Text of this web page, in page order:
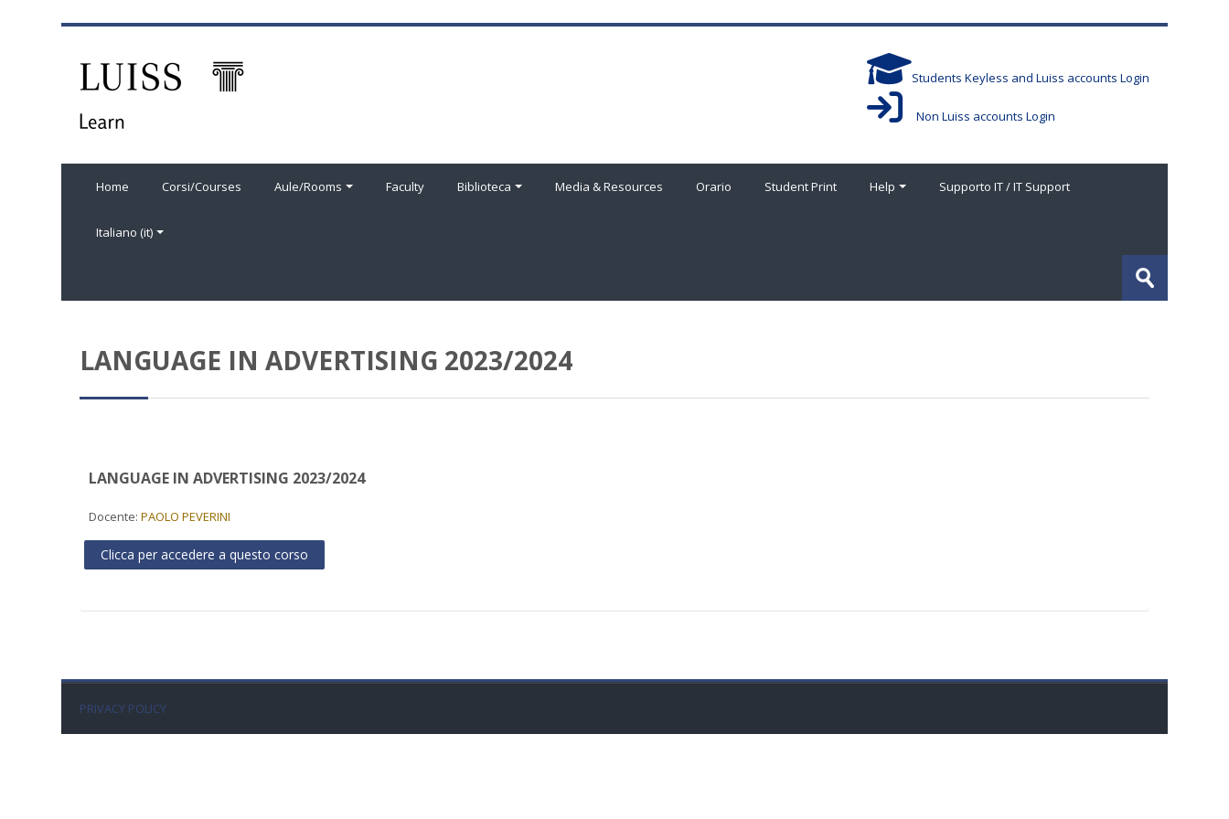
Students Keyless and Luiss accounts Login
Non Luiss accounts Login
Home Corsi/Courses Aule/Rooms Faculty Biblioteca Media & Resources Orario Student Print Help Supporto IT / IT Support
Italiano ‎(it)‎
Invia
LANGUAGE IN ADVERTISING 2023/2024
LANGUAGE IN ADVERTISING 2023/2024
Docente:PAOLO PEVERINI
Clicca per accedere a questo corso
PRIVACY POLICY